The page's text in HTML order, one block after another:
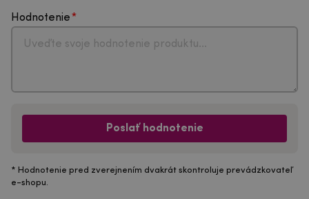
Hodnotenie
Poslať hodnotenie
* Hodnotenie pred zverejnením dvakrát skontroluje prevádzkovateľ
e-shopu.